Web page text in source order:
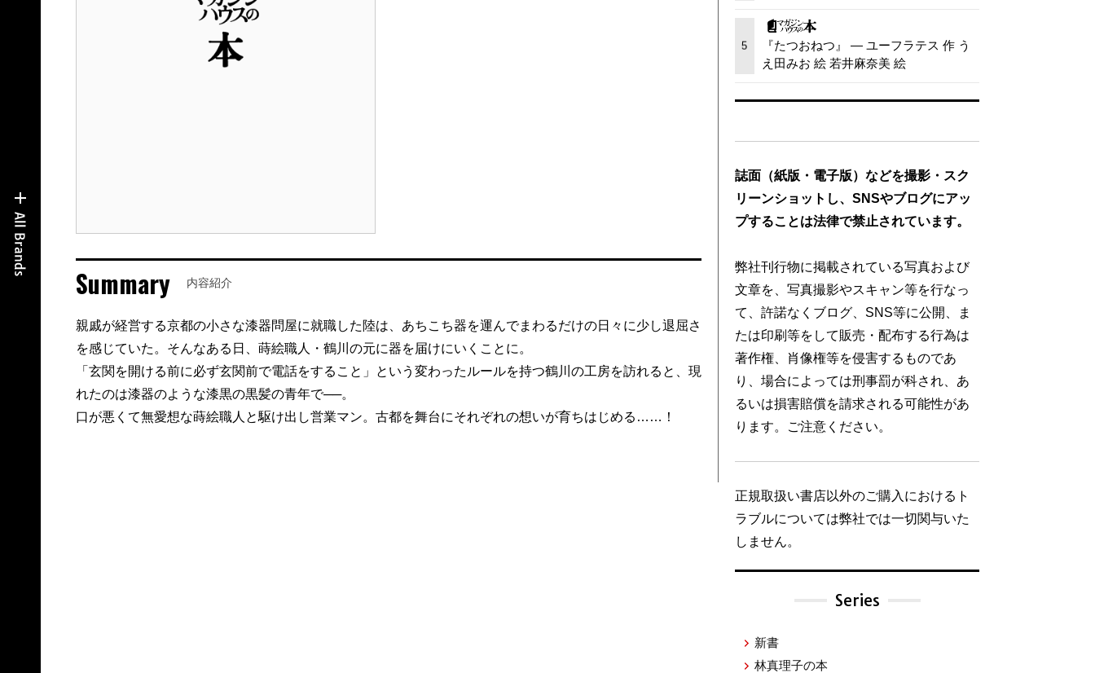
Summary 内容紹介
親戚が経営する京都の小さな漆器問屋に就職した陸は、あちこち器を運んでまわるだけの日々に少し退屈さ
を感じていた。そんなある日、蒔絵職人・鶴川の元に器を届けにいくことに。
「玄関を開ける前に必ず玄関前で電話をすること」という変わったルールを持つ鶴川の工房を訪れると、現
れたのは漆器のような漆黒の黒髪の青年で──。
口が悪くて無愛想な蒔絵職人と駆け出し営業マン。古都を舞台にそれぞれの想いが育ちはじめる……！
5
『たつおねつ』 — ユーフラテス 作 う
え田みお 絵 若井麻奈美 絵
誌面（紙版・電子版）などを撮影・スク
リーンショットし、SNSやブログにアッ
プすることは法律で禁止されています。
弊社刊行物に掲載されている写真および
文章を、写真撮影やスキャン等を行なっ
て、許諾なくブログ、SNS等に公開、ま
たは印刷等をして販売・配布する行為は
著作権、肖像権等を侵害するものであ
り、場合によっては刑事罰が科され、あ
るいは損害賠償を請求される可能性があ
ります。ご注意ください。
正規取扱い書店以外のご購入におけるト
ラブルについては弊社では一切関与いた
しません。
Series
新書
林真理子の本